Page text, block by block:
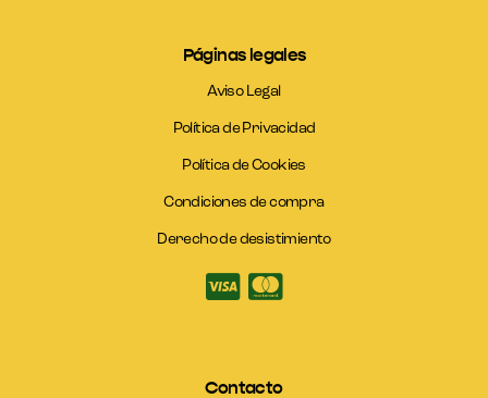
Páginas legales
Aviso Legal
Política de Privacidad
Política de Cookies
Condiciones de compra
Derecho de desistimiento
Contacto